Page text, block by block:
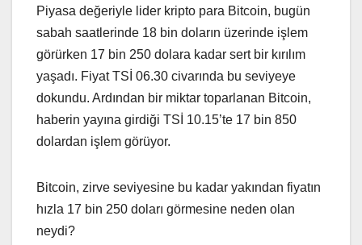
Piyasa değeriyle lider kripto para Bitcoin, bugün
sabah saatlerinde 18 bin doların üzerinde işlem
görürken 17 bin 250 dolara kadar sert bir kırılım
yaşadı. Fiyat TSİ 06.30 civarında bu seviyeye
dokundu. Ardından bir miktar toparlanan Bitcoin,
haberin yayına girdiği TSİ 10.15’te 17 bin 850
dolardan işlem görüyor.
Bitcoin, zirve seviyesine bu kadar yakından fiyatın
hızla 17 bin 250 doları görmesine neden olan
neydi?